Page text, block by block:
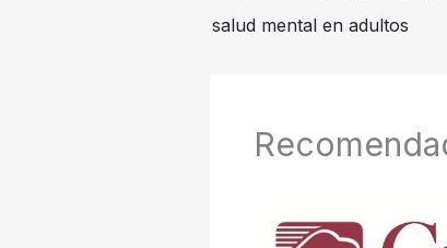
salud mental en adultos